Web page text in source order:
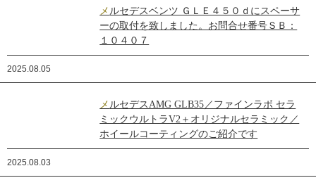
メルセデスベンツ ＧＬＥ４５０ｄにスペーサ
ーの取付を致しました。お問合せ番号ＳＢ：
１０４０７
2025.08.05
メルセデスAMG GLB35／ファインラボ セラ
ミックウルトラV2＋オリジナルセラミック／
ホイールコーティングのご紹介です
2025.08.03